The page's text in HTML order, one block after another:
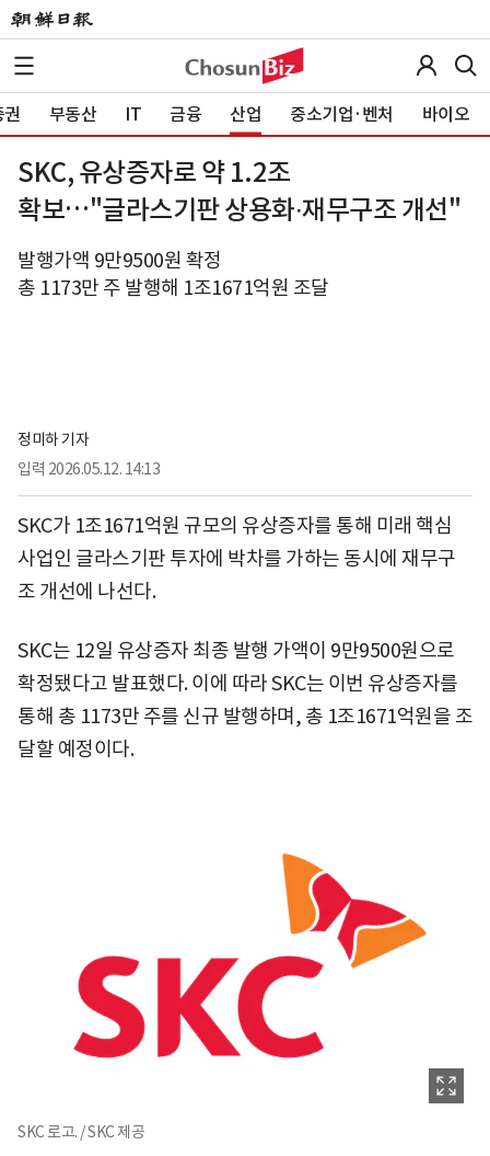
부동산 IT 금융 산업 중소기업·벤처 바이오
SKC, 유상증자로 약 1.2조
확보…"글라스기판 상용화∙재무구조 개선"
발행가액 9만9500원 확정
총 1173만 주 발행해 1조1671억원 조달
정미하 기자
입력 2026.05.12. 14:13
SKC가 1조1671억원 규모의 유상증자를 통해 미래 핵심
사업인 글라스기판 투자에 박차를 가하는 동시에 재무구
조 개선에 나선다.
SKC는 12일 유상증자 최종 발행 가액이 9만9500원으로
확정됐다고 발표했다. 이에 따라 SKC는 이번 유상증자를
통해 총 1173만 주를 신규 발행하며, 총 1조1671억원을 조
달할 예정이다.
SKC 로고. / SKC 제공